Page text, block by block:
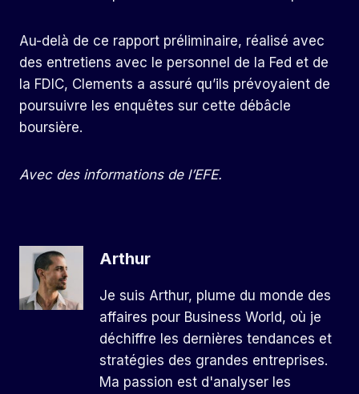
Au-delà de ce rapport préliminaire, réalisé avec
des entretiens avec le personnel de la Fed et de
la FDIC, Clements a assuré qu’ils prévoyaient de
poursuivre les enquêtes sur cette débâcle
boursière.
Avec des informations de l’EFE.
Arthur
Je suis Arthur, plume du monde des
affaires pour Business World, où je
déchiffre les dernières tendances et
stratégies des grandes entreprises.
Ma passion est d'analyser les